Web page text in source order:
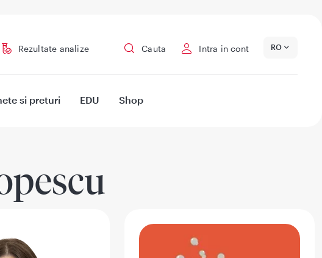
Rezultate analize Cauta Intra in cont RO
si preturi EDU Shop